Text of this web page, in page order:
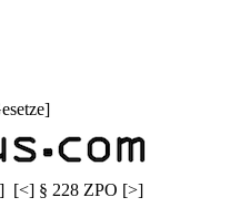
]
] [<] § 228 ZPO [>]